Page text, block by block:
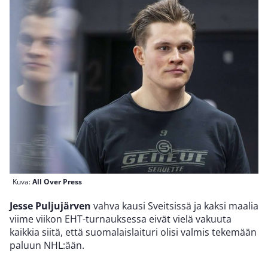
Kuva:All Over Press
Jesse Puljujärven vahva kausi Sveitsissä ja kaksi maalia
viime viikon EHT-turnauksessa eivät vielä vakuuta
kaikkia siitä, että suomalaislaituri olisi valmis tekemään
paluun NHL:ään.